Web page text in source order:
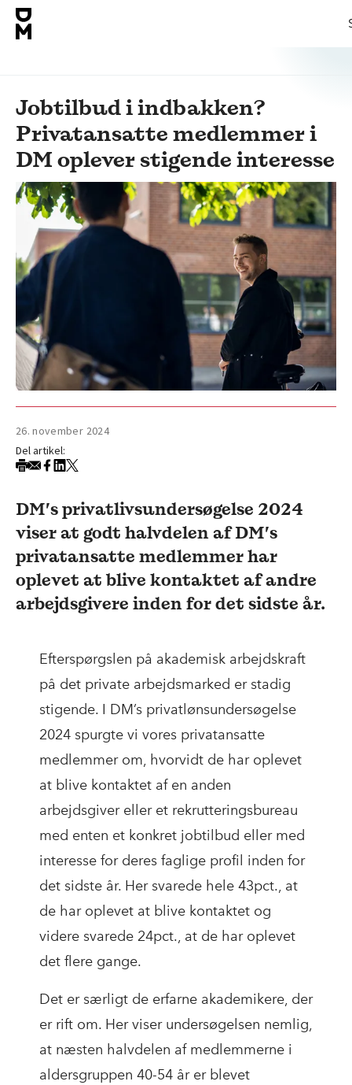
Jobtilbud i indbakken?
Privatansatte medlemmer i
DM oplever stigende interesse
26. november 2024
Del artikel:
DM’s privatlivsundersøgelse 2024
viser at godt halvdelen af DM’s
privatansatte medlemmer har
oplevet at blive kontaktet af andre
arbejdsgivere inden for det sidste år.
Efterspørgslen på akademisk arbejdskraft
på det private arbejdsmarked er stadig
stigende. I DM’s privatlønsundersøgelse
2024 spurgte vi vores privatansatte
medlemmer om, hvorvidt de har oplevet
at blive kontaktet af en anden
arbejdsgiver eller et rekrutteringsbureau
med enten et konkret jobtilbud eller med
interesse for deres faglige profil inden for
det sidste år. Her svarede hele 43pct., at
de har oplevet at blive kontaktet og
videre svarede 24pct., at de har oplevet
det flere gange.
Det er særligt de erfarne akademikere, der
er rift om. Her viser undersøgelsen nemlig,
at næsten halvdelen af medlemmerne i
aldersgruppen 40-54 år er blevet